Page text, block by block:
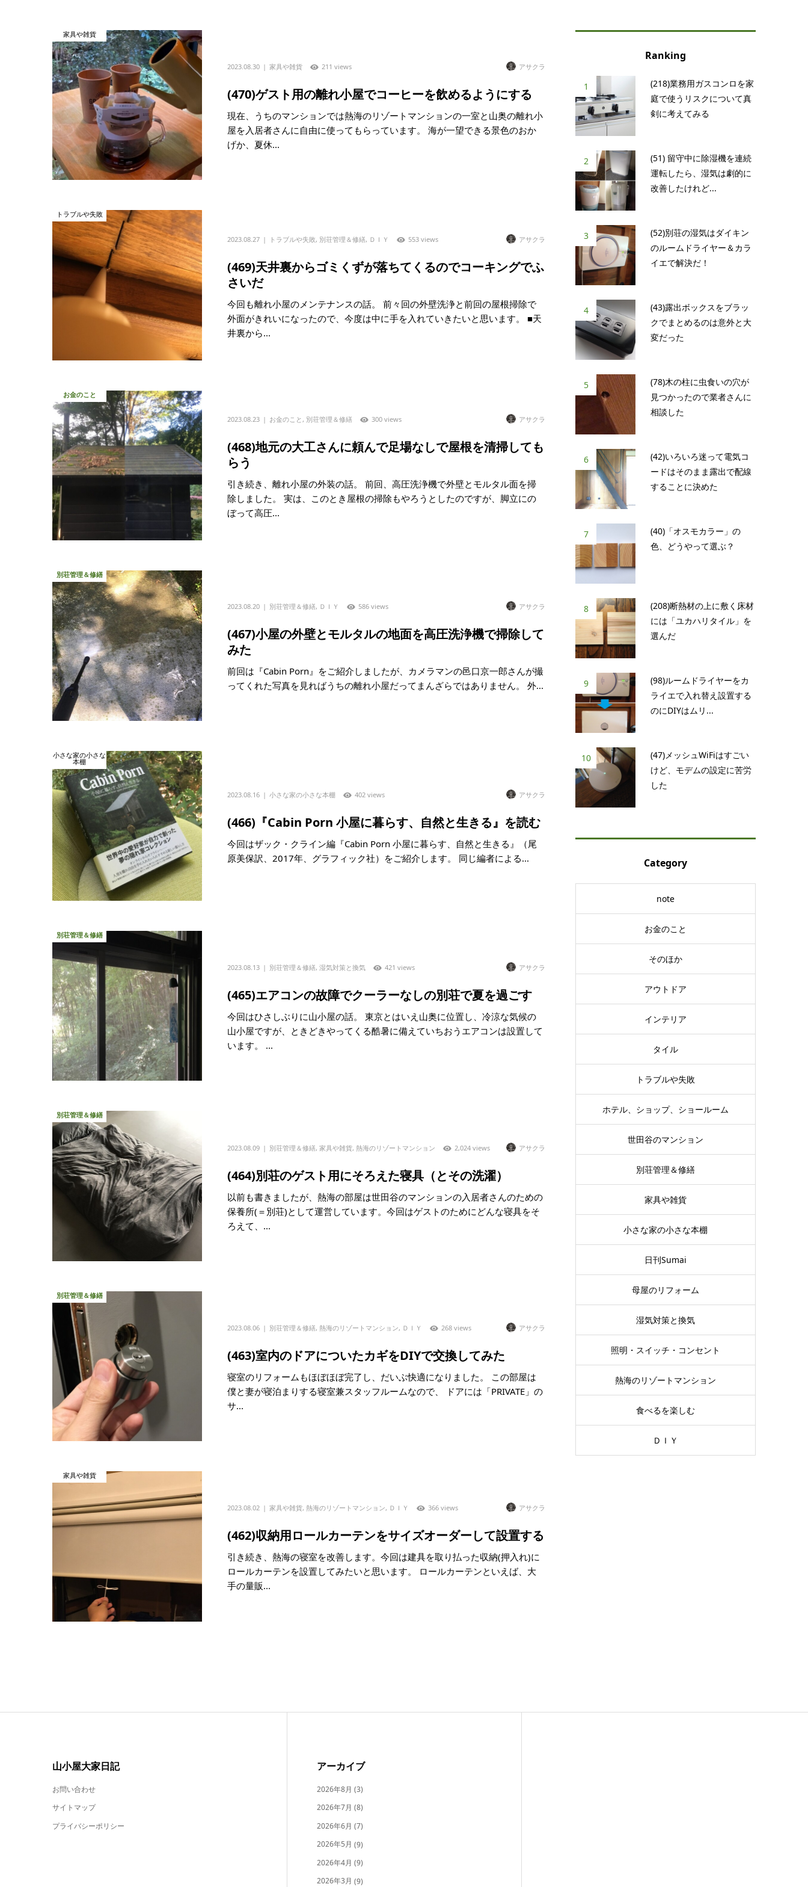
家具や雑貨
2023.08.30 家具や雑貨 211 views アサクラ
(470)ゲスト用の離れ小屋でコーヒーを飲めるようにする
現在、うちのマンションでは熱海のリゾートマンションの一室と山奥の離れ小
屋を入居者さんに自由に使ってもらっています。 海が一望できる景色のおか
げか、夏休...
トラブルや失敗
2023.08.27 トラブルや失敗, 別荘管理＆修繕, ＤＩＹ 553 views アサクラ
(469)天井裏からゴミくずが落ちてくるのでコーキングでふ
さいだ
今回も離れ小屋のメンテナンスの話。 前々回の外壁洗浄と前回の屋根掃除で
外面がきれいになったので、今度は中に手を入れていきたいと思います。 ■天
井裏から...
お金のこと
2023.08.23 お金のこと , 別荘管理＆修繕 300 views アサクラ
(468)地元の大工さんに頼んで足場なしで屋根を清掃しても
らう
引き続き、離れ小屋の外装の話。 前回、高圧洗浄機で外壁とモルタル面を掃
除しました。 実は、このとき屋根の掃除もやろうとしたのですが、脚立にの
ぼって高圧...
別荘管理＆修繕
2023.08.20 別荘管理＆修繕, ＤＩＹ 586 views アサクラ
(467)小屋の外壁とモルタルの地面を高圧洗浄機で掃除して
みた
前回は『Cabin Porn』をご紹介しましたが、カメラマンの邑口京一郎さんが撮
ってくれた写真を見ればうちの離れ小屋だってまんざらではありません。 外...
小さな家の小さな
本棚
2023.08.16 小さな家の小さな本棚 402 views アサクラ
(466)『Cabin Porn 小屋に暮らす、自然と生きる』を読む
今回はザック・クライン編『Cabin Porn 小屋に暮らす、自然と生きる』（尾
原美保訳、2017年、グラフィック社）をご紹介します。 同じ編者による...
別荘管理＆修繕
2023.08.13 別荘管理＆修繕,湿気対策と換気 421 views アサクラ
(465)エアコンの故障でクーラーなしの別荘で夏を過ごす
今回はひさしぶりに山小屋の話。 東京とはいえ山奥に位置し、冷涼な気候の
山小屋ですが、ときどきやってくる酷暑に備えていちおうエアコンは設置して
います。 ...
別荘管理＆修繕
2023.08.09 別荘管理＆修繕,家具や雑貨,熱海のリゾートマンション 2,024 views アサクラ
(464)別荘のゲスト用にそろえた寝具（とその洗濯）
以前も書きましたが、熱海の部屋は世田谷のマンションの入居者さんのための
保養所(＝別荘)として運営しています。今回はゲストのためにどんな寝具をそ
ろえて、...
別荘管理＆修繕
2023.08.06 別荘管理＆修繕,熱海のリゾートマンション, ＤＩＹ 268 views アサクラ
(463)室内のドアについたカギをDIYで交換してみた
寝室のリフォームもほぼほぼ完了し、だいぶ快適になりました。 この部屋は
僕と妻が寝泊まりする寝室兼スタッフルームなので、 ドアには「PRIVATE」の
サ...
家具や雑貨
2023.08.02 家具や雑貨,熱海のリゾートマンション, ＤＩＹ 366 views アサクラ
(462)収納用ロールカーテンをサイズオーダーして設置する
引き続き、熱海の寝室を改善します。今回は建具を取り払った収納(押入れ)に
ロールカーテンを設置してみたいと思います。 ロールカーテンといえば、大
手の量販...
Ranking
1
(218)業務用ガスコンロを家
庭で使うリスクについて真
剣に考えてみる
2
(51) 留守中に除湿機を連続
運転したら、湿気は劇的に
改善したけれど...
3
(52)別荘の湿気はダイキン
のルームドライヤー＆カラ
イエで解決だ！
4
(43)露出ボックスをブラッ
クでまとめるのは意外と大
変だった
5
(78)木の柱に虫食いの穴が
見つかったので業者さんに
相談した
6
(42)いろいろ迷って電気コ
ードはそのまま露出で配線
することに決めた
7
(40)「オスモカラー」の
色、どうやって選ぶ？
8
(208)断熱材の上に敷く床材
には「ユカハリタイル」を
選んだ
9
(98)ルームドライヤーをカ
ライエで入れ替え設置する
のにDIYはムリ...
10
(47)メッシュWiFiはすごい
けど、モデムの設定に苦労
した
Category
note
お金のこと
そのほか
アウトドア
インテリア
タイル
トラブルや失敗
ホテル、ショップ、ショールーム
世田谷のマンション
別荘管理＆修繕
家具や雑貨
小さな家の小さな本棚
日刊Sumai
母屋のリフォーム
湿気対策と換気
照明・スイッチ・コンセント
熱海のリゾートマンション
食べるを楽しむ
ＤＩＹ
山小屋大家日記
お問い合わせ
サイトマップ
プライバシーポリシー
アーカイブ
2026年8月 (3)
2026年7月 (8)
2026年6月 (7)
2026年5月 (9)
2026年4月 (9)
2026年3月 (9)